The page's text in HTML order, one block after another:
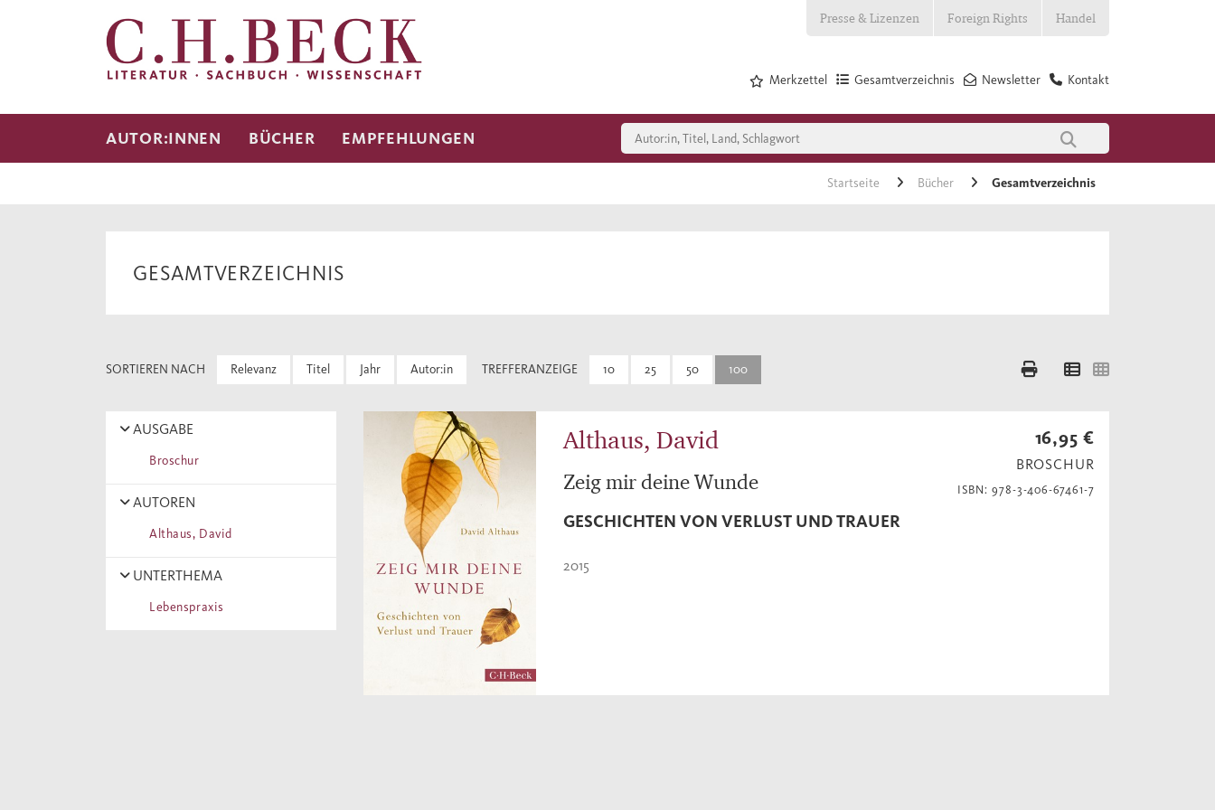
Presse & Lizenzen Foreign Rights Handel
Kontakt
Newsletter
Gesamtverzeichnis
Merkzettel
AUTOR:INNEN BÜCHER EMPFEHLUNGEN
Startseite Bücher Gesamtverzeichnis
GESAMTVERZEICHNIS
SORTIEREN NACH Relevanz Titel Jahr Autor:in TREFFERANZEIGE 10 25 50 100
AUSGABE
Broschur
AUTOREN
Althaus, David
UNTERTHEMA
Lebenspraxis
Althaus, David
Zeig mir deine Wunde
GESCHICHTEN VON VERLUST UND TRAUER
2015
16,95 €
BROSCHUR
ISBN: 978-3-406-67461-7